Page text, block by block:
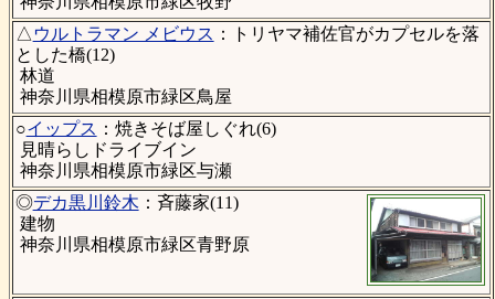
△ ウルトラマン メビウス ：トリヤマ補佐官がカプセルを落
とした橋(12)
林道
神奈川県相模原市緑区鳥屋
○イップス ：焼きそば屋しぐれ(6)
見晴らしドライブイン
神奈川県相模原市緑区与瀬
◎デカ黒川鈴木 ：斉藤家(11)
建物
神奈川県相模原市緑区青野原